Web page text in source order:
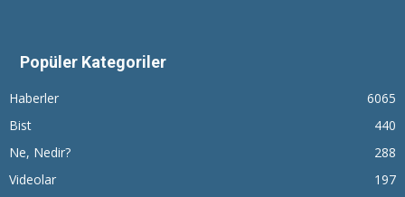
Popüler Kategoriler
Haberler
6065
Bist
440
Ne, Nedir?
288
Videolar
197